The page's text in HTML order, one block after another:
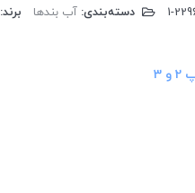
دسته‌بندی: آب بندها برند: